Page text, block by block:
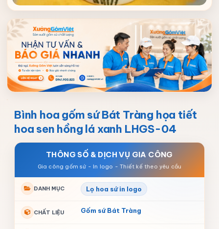
Bình hoa gốm sứ Bát Tràng họa tiết
hoa sen hồng lá xanh LHGS-04
THÔNG SỐ & DỊCH VỤ GIA CÔNG
DANH MỤC Lọ hoa sứ in logo
CHẤT LIỆU Gốm sứ Bát Tràng